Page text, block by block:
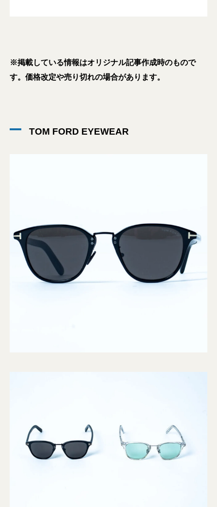
※掲載している情報はオリジナル記事作成時のもので
す。価格改定や売り切れの場合があります。
TOM FORD EYEWEAR